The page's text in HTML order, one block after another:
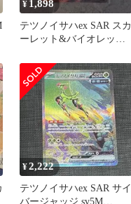
¥ 1,898
テツノイサハex SAR スカ
ーレット&バイオレット
ャ…
¥2,222
テツノイサハex SAR サイ
バージャッジ sv5M